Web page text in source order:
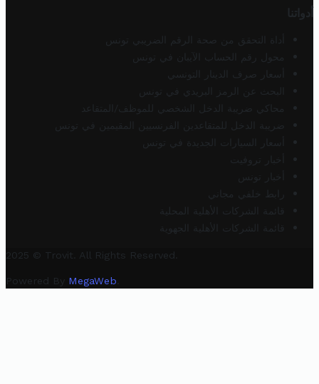
أدواتنا
أداة التحقق من صحة الرقم الضريبي تونس
محول رقم الحساب الآيبان في تونس
أسعار صرف الدينار التونسي
البحث عن الرمز البريدي في تونس
محاكي ضريبة الدخل الشخصي للموظف/المتقاعد
ضريبة الدخل للمتقاعدين الفرنسيين المقيمين في تونس
أسعار السيارات الجديدة في تونس
أخبار تروفيت
أخبار تونس
رابط خلفي مجاني
قائمة الشركات الأهلية المحلية
قائمة الشركات الأهلية الجهوية
2025 © Trovit. All Rights Reserved.
Powered By MegaWeb